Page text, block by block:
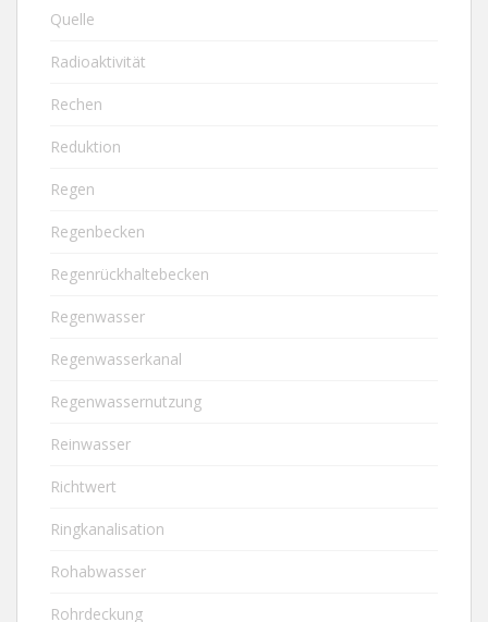
Quelle
Radioaktivität
Rechen
Reduktion
Regen
Regenbecken
Regenrückhaltebecken
Regenwasser
Regenwasserkanal
Regenwassernutzung
Reinwasser
Richtwert
Ringkanalisation
Rohabwasser
Rohrdeckung